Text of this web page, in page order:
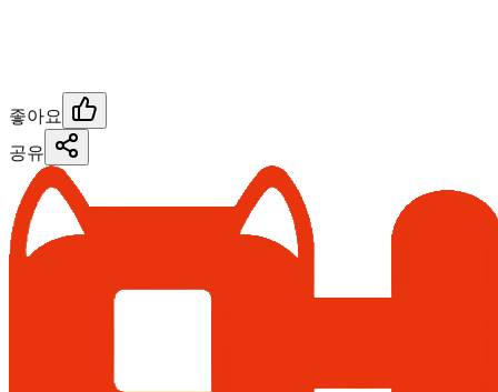
좋아요
공유